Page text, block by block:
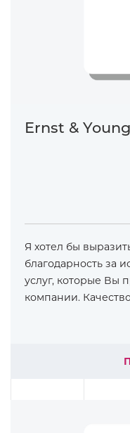
Ernst & Young
Я хотел бы
благодарность за
услуг, которые Вы
компании.